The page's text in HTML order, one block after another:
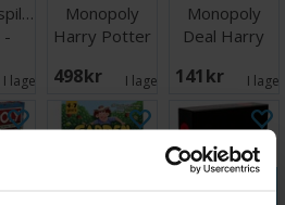
-
I lager: 5
Monopoly
Harry Potter
498 SEK I lager:
Monopoly
Deal Harry
Kortspel
141 SEK I